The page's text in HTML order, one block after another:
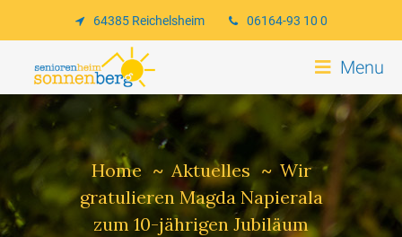
64385 Reichelsheim 06164-93 10 0
Menu
Home Aktuelles
Wir
gratulieren Magda Napierala
zum 10-jährigen Jubiläum